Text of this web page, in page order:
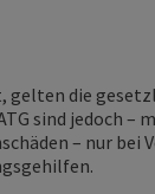
gelten die
sind jedoch –
– nur
.